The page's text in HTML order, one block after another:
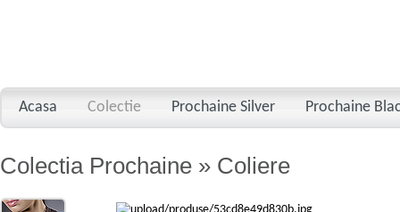
Acasa Colectie Prochaine Silver Prochaine
Colectia Prochaine » Coliere